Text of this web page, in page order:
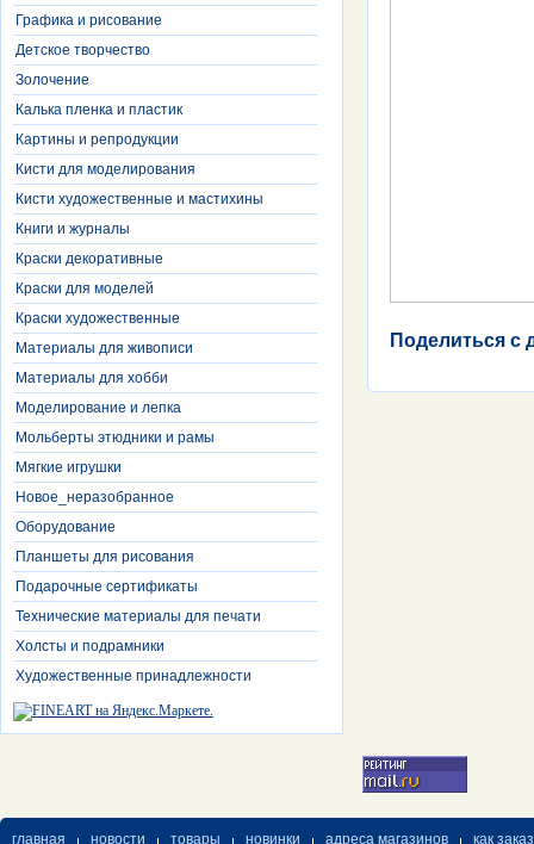
Графика и рисование
Детское творчество
Золочение
Калька пленка и пластик
Картины и репродукции
Кисти для моделирования
Кисти художественные и мастихины
Книги и журналы
Краски декоративные
Краски для моделей
Краски художественные
Материалы для живописи
Материалы для хобби
Моделирование и лепка
Мольберты этюдники и рамы
Мягкие игрушки
Новое_неразобранное
Оборудование
Планшеты для рисования
Подарочные сертификаты
Технические материалы для печати
Холсты и подрамники
Художественные принадлежности
Поделиться с
главная новости товары новинки адреса магазинов как